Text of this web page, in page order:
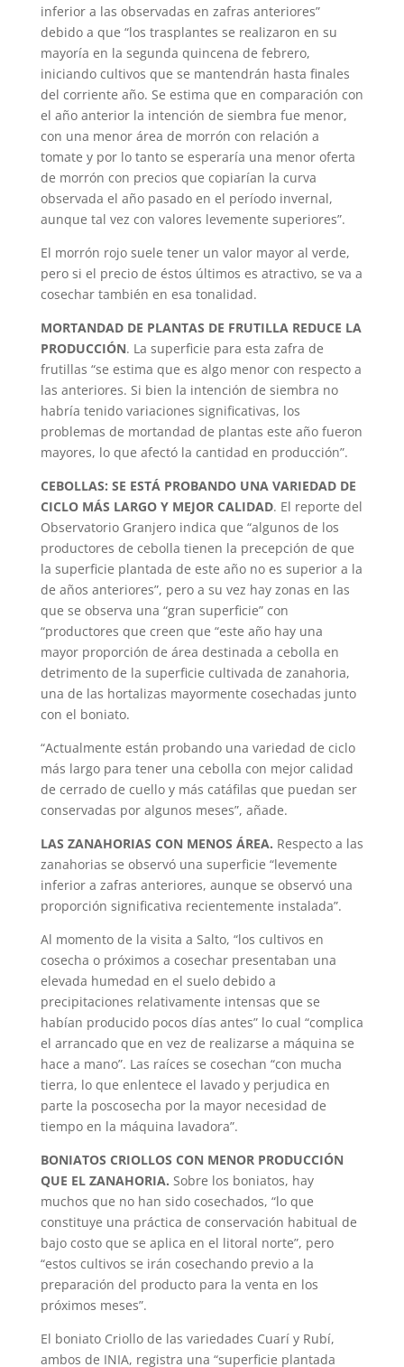
inferior a las observadas en zafras anteriores”
debido a que “los trasplantes se realizaron en su
mayoría en la segunda quincena de febrero,
iniciando cultivos que se mantendrán hasta finales
del corriente año. Se estima que en comparación con
el año anterior la intención de siembra fue menor,
con una menor área de morrón con relación a
tomate y por lo tanto se esperaría una menor oferta
de morrón con precios que copiarían la curva
observada el año pasado en el período invernal,
aunque tal vez con valores levemente superiores”.
El morrón rojo suele tener un valor mayor al verde,
pero si el precio de éstos últimos es atractivo, se va a
cosechar también en esa tonalidad.
MORTANDAD DE PLANTAS DE FRUTILLA REDUCE LA
PRODUCCIÓN. La superficie para esta zafra de
frutillas “se estima que es algo menor con respecto a
las anteriores. Si bien la intención de siembra no
habría tenido variaciones significativas, los
problemas de mortandad de plantas este año fueron
mayores, lo que afectó la cantidad en producción”.
CEBOLLAS: SE ESTÁ PROBANDO UNA VARIEDAD DE
CICLO MÁS LARGO Y MEJOR CALIDAD. El reporte del
Observatorio Granjero indica que “algunos de los
productores de cebolla tienen la precepción de que
la superficie plantada de este año no es superior a la
de años anteriores”, pero a su vez hay zonas en las
que se observa una “gran superficie” con
“productores que creen que “este año hay una
mayor proporción de área destinada a cebolla en
detrimento de la superficie cultivada de zanahoria,
una de las hortalizas mayormente cosechadas junto
con el boniato.
“Actualmente están probando una variedad de ciclo
más largo para tener una cebolla con mejor calidad
de cerrado de cuello y más catáfilas que puedan ser
conservadas por algunos meses”, añade.
LAS ZANAHORIAS CON MENOS ÁREA. Respecto a las
zanahorias se observó una superficie “levemente
inferior a zafras anteriores, aunque se observó una
proporción significativa recientemente instalada”.
Al momento de la visita a Salto, “los cultivos en
cosecha o próximos a cosechar presentaban una
elevada humedad en el suelo debido a
precipitaciones relativamente intensas que se
habían producido pocos días antes” lo cual “complica
el arrancado que en vez de realizarse a máquina se
hace a mano”. Las raíces se cosechan “con mucha
tierra, lo que enlentece el lavado y perjudica en
parte la poscosecha por la mayor necesidad de
tiempo en la máquina lavadora”.
BONIATOS CRIOLLOS CON MENOR PRODUCCIÓN
QUE EL ZANAHORIA. Sobre los boniatos, hay
muchos que no han sido cosechados, “lo que
constituye una práctica de conservación habitual de
bajo costo que se aplica en el litoral norte”, pero
“estos cultivos se irán cosechando previo a la
preparación del producto para la venta en los
próximos meses”.
El boniato Criollo de las variedades Cuarí y Rubí,
ambos de INIA, registra una “superficie plantada